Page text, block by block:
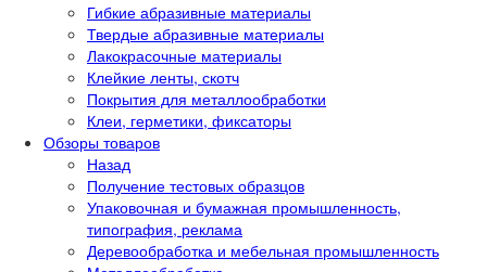
Гибкие абразивные материалы
Твердые абразивные материалы
Лакокрасочные материалы
Клейкие ленты, скотч
Покрытия для металлообработки
Клеи, герметики, фиксаторы
Обзоры товаров
Назад
Получение тестовых образцов
Упаковочная и бумажная промышленность,
типография, реклама
Деревообработка и мебельная промышленность